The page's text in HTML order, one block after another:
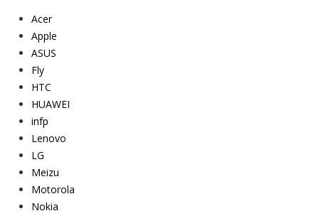
Acer
Apple
ASUS
Fly
HTC
HUAWEI
infp
Lenovo
LG
Meizu
Motorola
Nokia